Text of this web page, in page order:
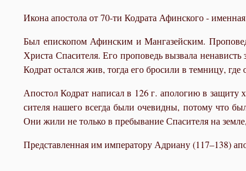
Икона апостола от 70-ти Кодрата Афинского -
Был епи­ско­пом Афин­ским и Ман­га­зей­ским.
Хри­ста Спа­си­те­ля. Его про­по­ведь вы­зва­ла
Ко­драт остал­ся жив, то­гда его бро­си­ли в тем­ни­цу,
Апо­стол Ко­драт на­пи­сал в 126 г. апо­ло­гию в за­щи­ту
си­те­ля на­ше­го все­гда бы­ли оче­вид­ны, по­то­му что
Они жи­ли не толь­ко в пре­бы­ва­ние Спа­си­те­ля на
Пред­став­лен­ная им им­пе­ра­то­ру Адри­а­ну (117–138)